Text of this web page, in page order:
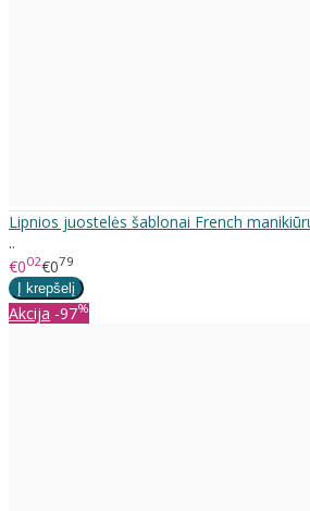
Lipnios juostelės šablonai French
..
€002€079
Akcija -97%